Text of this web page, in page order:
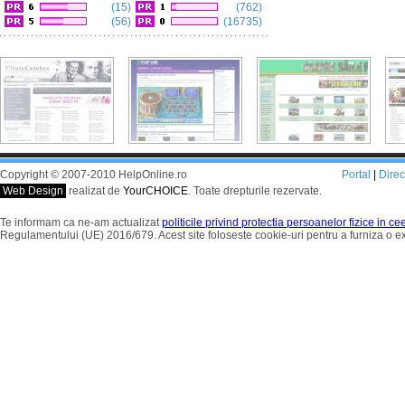
(15)
(56)
(762)
(16735)
Copyright © 2007-2010 HelpOnline.ro
Web Design realizat de YourCHOICE. Toate drepturile rezervate.
Portal
Te informam ca ne-am actualizatpoliticile privind protectia persoanelor fizice in
Regulamentului (UE) 2016/679. Acest site foloseste cookie-uri pentru a furniza o